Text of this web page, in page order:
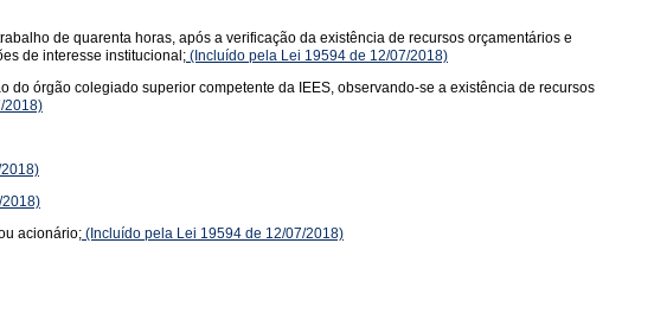
de quarenta horas, após a verificação da existência de recursos orçamentários e
de interesse institucional; (Incluído pela Lei 19594 de 12/07/2018)
órgão colegiado superior competente da IEES, observando-se a existência de recursos
2018)
acionário; (Incluído pela Lei 19594 de 12/07/2018)